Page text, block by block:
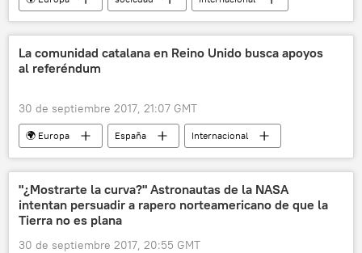
📹 Videoclub
🎭 Arte y cultura
música
🌏 Asia
Juego de Tronos
La comunidad catalana en Reino Unido busca apoyos
al referéndum
30 de septiembre 2017, 21:07 GMT
🌍 Europa España
Internacional
Referéndum en Cataluña (2017)
Cataluña
Reino Unido
independencia
referéndum
noticias
"¿Mostrarte la curva?" Astronautas de la NASA
intentan persuadir a rapero norteamericano de que la
Tierra no es plana
30 de septiembre 2017, 20:55 GMT